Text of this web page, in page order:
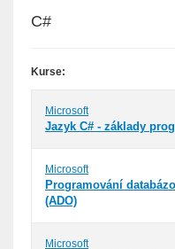
C#
Kurse:
Microsoft
Jazyk C# - základy
Microsoft
Programování
(ADO)
Microsoft